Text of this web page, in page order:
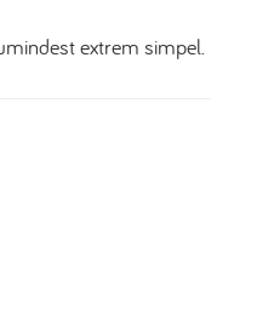
extrem simpel.